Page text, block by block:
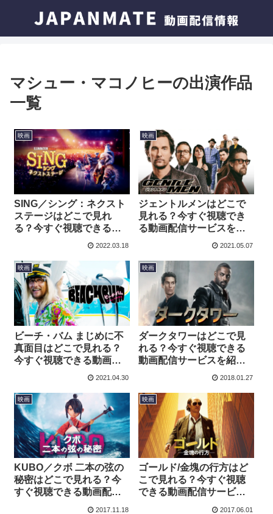
マシュー・マコノヒーの出演作品
一覧
映画
SING／シング：ネクスト
ステージはどこで見れ
る？今すぐ視聴できる動
画配信サービスを紹介！
2022.03.18
映画
ジェントルメンはどこで
見れる？今すぐ視聴でき
る動画配信サービスを紹
2021.05.07
映画
ビーチ・バム まじめに不
真面目はどこで見れる？
今すぐ視聴できる動画配
信サービスを紹介！
2021.04.30
映画
ダークタワーはどこで見
れる？今すぐ視聴できる
動画配信サービスを紹
2018.01.27
映画
KUBO／クボ 二本の弦の
秘密はどこで見れる？今
すぐ視聴できる動画配信
2017.11.18
映画
ゴールド/金塊の行方はど
こで見れる？今すぐ視聴
できる動画配信サービス
2017.06.01